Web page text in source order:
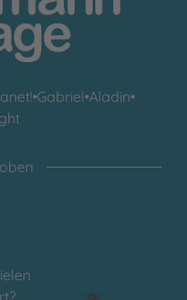
•Gabriel•Aladin•